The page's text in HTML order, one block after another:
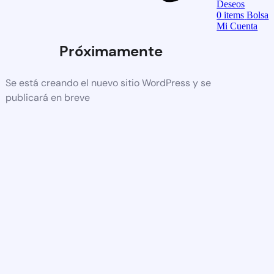
Próximamente
Se está creando el nuevo sitio WordPress y se
publicará en breve
Deseos
0items Bolsa
Mi Cuenta